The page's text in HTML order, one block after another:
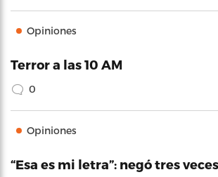
Opiniones
Terror a las 10 AM
0
Opiniones
“Esa es mi letra”: negó tres